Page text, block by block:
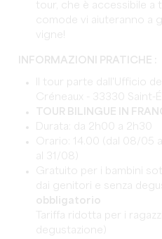
tour, che è accessibile a
comode vi aiuteranno a
vigne!
INFORMAZIONI PRATICHE :
Il tour parte dall'Ufficio
Créneaux - 33330 Saint-
TOUR BILINGUE IN
Durata: da 2h00 a 2h30
Orario: 14.00 (dal 08/05
al 31/08)
Gratuito per i bambini
dai genitori e senza
obbligatorio
Tariffa ridotta per i
degustazione)